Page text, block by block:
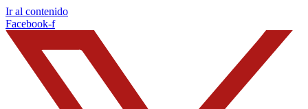
Ir al contenido
Facebook-f